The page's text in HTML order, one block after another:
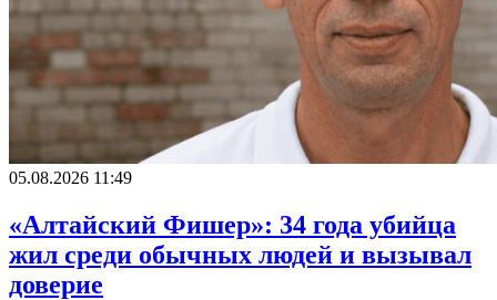
05.08.2026 11:49
«Алтайский Фишер»: 34 года убийца
жил среди обычных людей и вызывал
доверие